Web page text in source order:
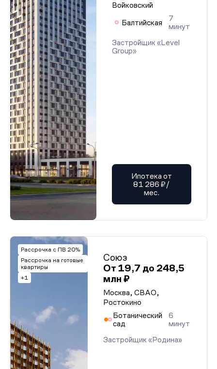
Войковский
Балтийская
7
минут
Застройщик «Level
Group»
Ипотека от
81 286 ₽/
мес.
Рассрочка с ПВ 20%
Рассрочка на готовые
квартиры
+1
Союз
От 19,7 до 248,5
млн ₽
Москва, СВАО,
Ростокино
Ботанический
сад
6
минут
Застройщик «Родина»